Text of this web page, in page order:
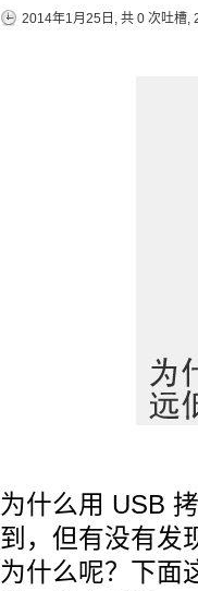
2014年1月25日, 共 0 次吐槽,
为什么用 USB
到，但有没有发
为什么呢？下面